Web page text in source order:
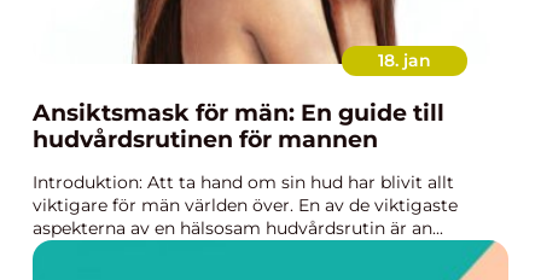
18. jan
Ansiktsmask för män: En guide till
hudvårdsrutinen för mannen
Introduktion: Att ta hand om sin hud har blivit allt
viktigare för män världen över. En av de viktigaste
aspekterna av en hälsosam hudvårdsrutin är an...